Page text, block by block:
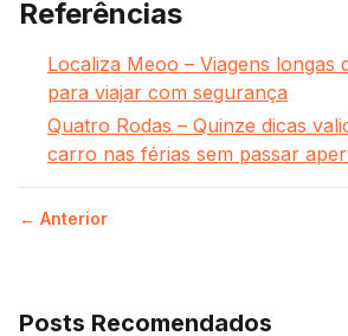
Referências
Localiza Meoo – Viagens longas
para viajar com segurança
Quatro Rodas – Quinze dicas
carro nas férias sem passar
← Anterior
Posts Recomendados